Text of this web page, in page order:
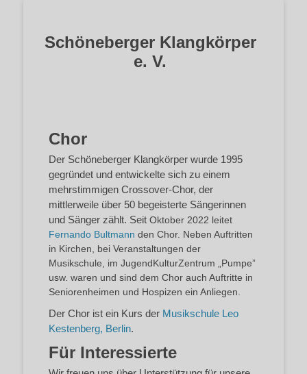
Schöneberger Klangkörper
e. V.
Chor
Der Schöneberger Klangkörper wurde 1995
gegründet und entwickelte sich zu einem
mehrstimmigen Crossover-Chor, der
mittlerweile über 50 begeisterte Sängerinnen
und Sänger zählt. Seit Oktober 2022 leitet
Fernando Bultmann den Chor. Neben Auftritten
in Kirchen, bei Veranstaltungen der
Musikschule, im JugendKulturZentrum „Pumpe”
usw. waren und sind dem Chor auch Auftritte in
Seniorenheimen und Hospizen ein Anliegen.
Der Chor ist ein Kurs der Musikschule Leo
Kestenberg, Berlin.
Für Interessierte